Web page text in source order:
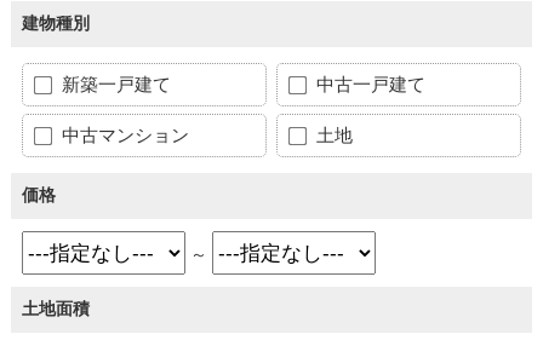
建物種別
新築一戸建て 中古一戸建て
中古マンション 土地
価格
～
土地面積